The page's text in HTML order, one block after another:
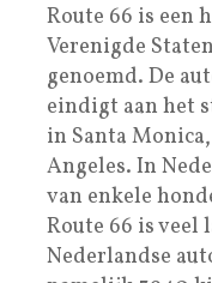
Route 66 is een
Verenigde
genoemd. De
eindigt aan het
in Santa
Angeles. In
van enkele
Route 66 is veel
Nederlandse